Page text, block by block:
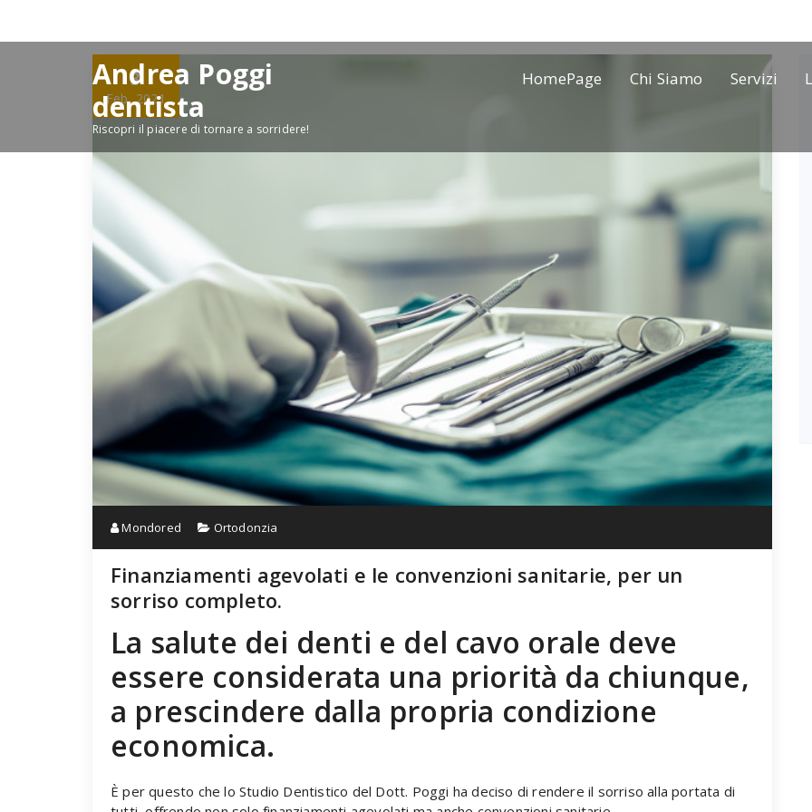
content
Andrea Poggi
dentista
Riscopri il piacere di tornare a sorridere!
HomePage Chi Siamo Servizi
3
Feb, 2021
Mondored Ortodonzia
Finanziamenti agevolati e le convenzioni sanitarie, per un
sorriso completo.
La salute dei denti e del cavo orale deve
essere considerata una priorità da chiunque,
a prescindere dalla propria condizione
economica.
È per questo che lo Studio Dentistico del Dott. Poggi ha deciso di rendere il sorriso alla portata di